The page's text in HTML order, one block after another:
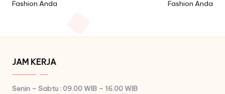
Fashion Anda
Fashion Anda
JAM KERJA
Senin – Sabtu : 09.00 WIB – 16.00 WIB